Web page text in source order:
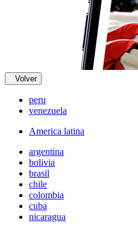
Volver
peru
venezuela
America latina
argentina
bolivia
brasil
chile
colombia
cuba
nicaragua